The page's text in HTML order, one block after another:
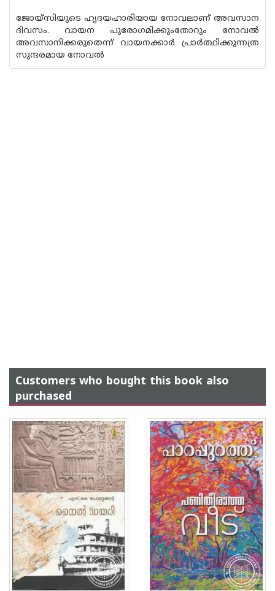
ജോയ്‌സിയുടെ ഹൃദയഹാരിയായ നോവലാണ് അവസാന
ദിവസം. വായന പുരോഗമിക്കുംതോറും നോവൽ
അവസാനിക്കരുതെന്ന് വായനക്കാർ പ്രാർത്ഥിക്കുന്നത്ര
സുന്ദരമായ നോവൽ
Customers who bought this book also
purchased